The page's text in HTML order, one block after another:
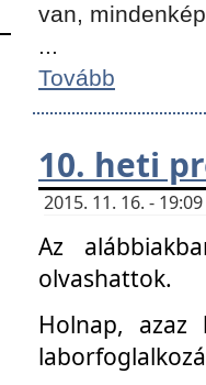
van,
...
Tovább
10. heti
2015. 11. 16. -
Az
olvashattok.
Holnap, azaz